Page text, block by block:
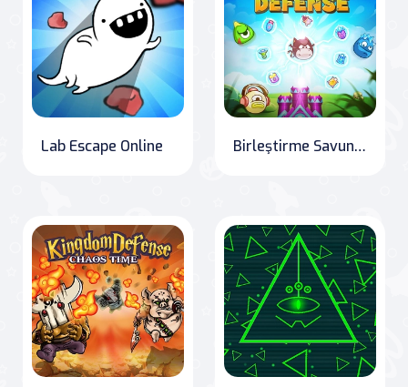
Lab Escape Online Birleştirme Savunma